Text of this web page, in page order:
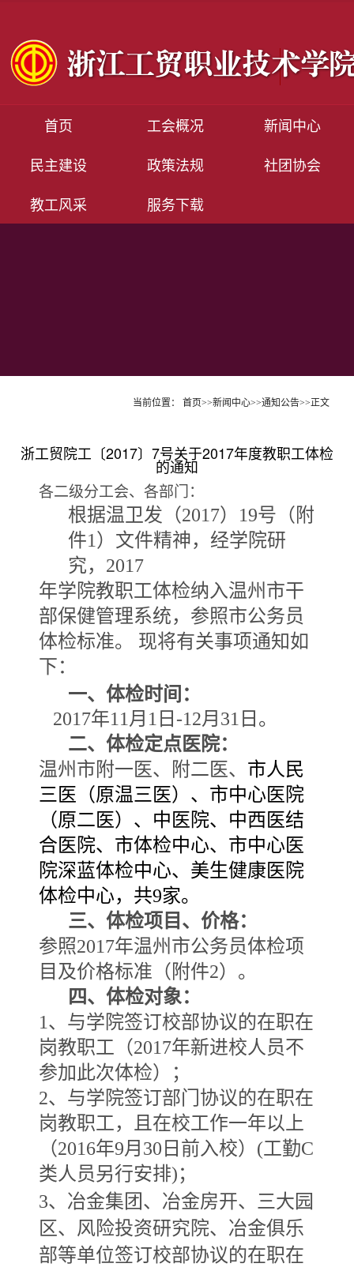
首页 工会概况
新闻中心
民主建设
政策法规
社团协会
教工风采
服务下载
当前位置： 首页>>新闻中心>>通知公告>>正文
浙工贸院工〔2017〕7号关于2017年度教职工体检
的通知
各二级分工会、各部门：
根据温卫发（2017） 19号（附
件1）文件精神，经学院研
究， 2017
年学院教职工体检纳入温州市干
部保健管理系统，参照市公务员
体检标准。 现将有关事项通知如
下：
一、体检时间：
2017年11月 1 日 -12月 31 日。
二、体检定点医院：
温州市附一医、附二医、 市人民
三医（原温三医）、市中心医院
（原二医）、中医院、中西医结
合医院、市体检中心、市中心医
院深蓝体检中心、美生健康医院
体检中心，共9家。
三、体检项目、价格：
参照2017年温州市公务员体检项
目及价格标准（附件2）。
四、体检对象：
1、与学院签订校部协议的在职在
岗教职工（2017年新进校人员不
参加此次体检）；
2、与学院签订部门协议的在职在
岗教职工，且在校工作一年以上
（2016年9月 30 日前入校） (工勤C
类人员另行安排)；
3、冶金集团、冶金房开、三大园
区、风险投资研究院、冶金俱乐
部等单位签订校部协议的在职在